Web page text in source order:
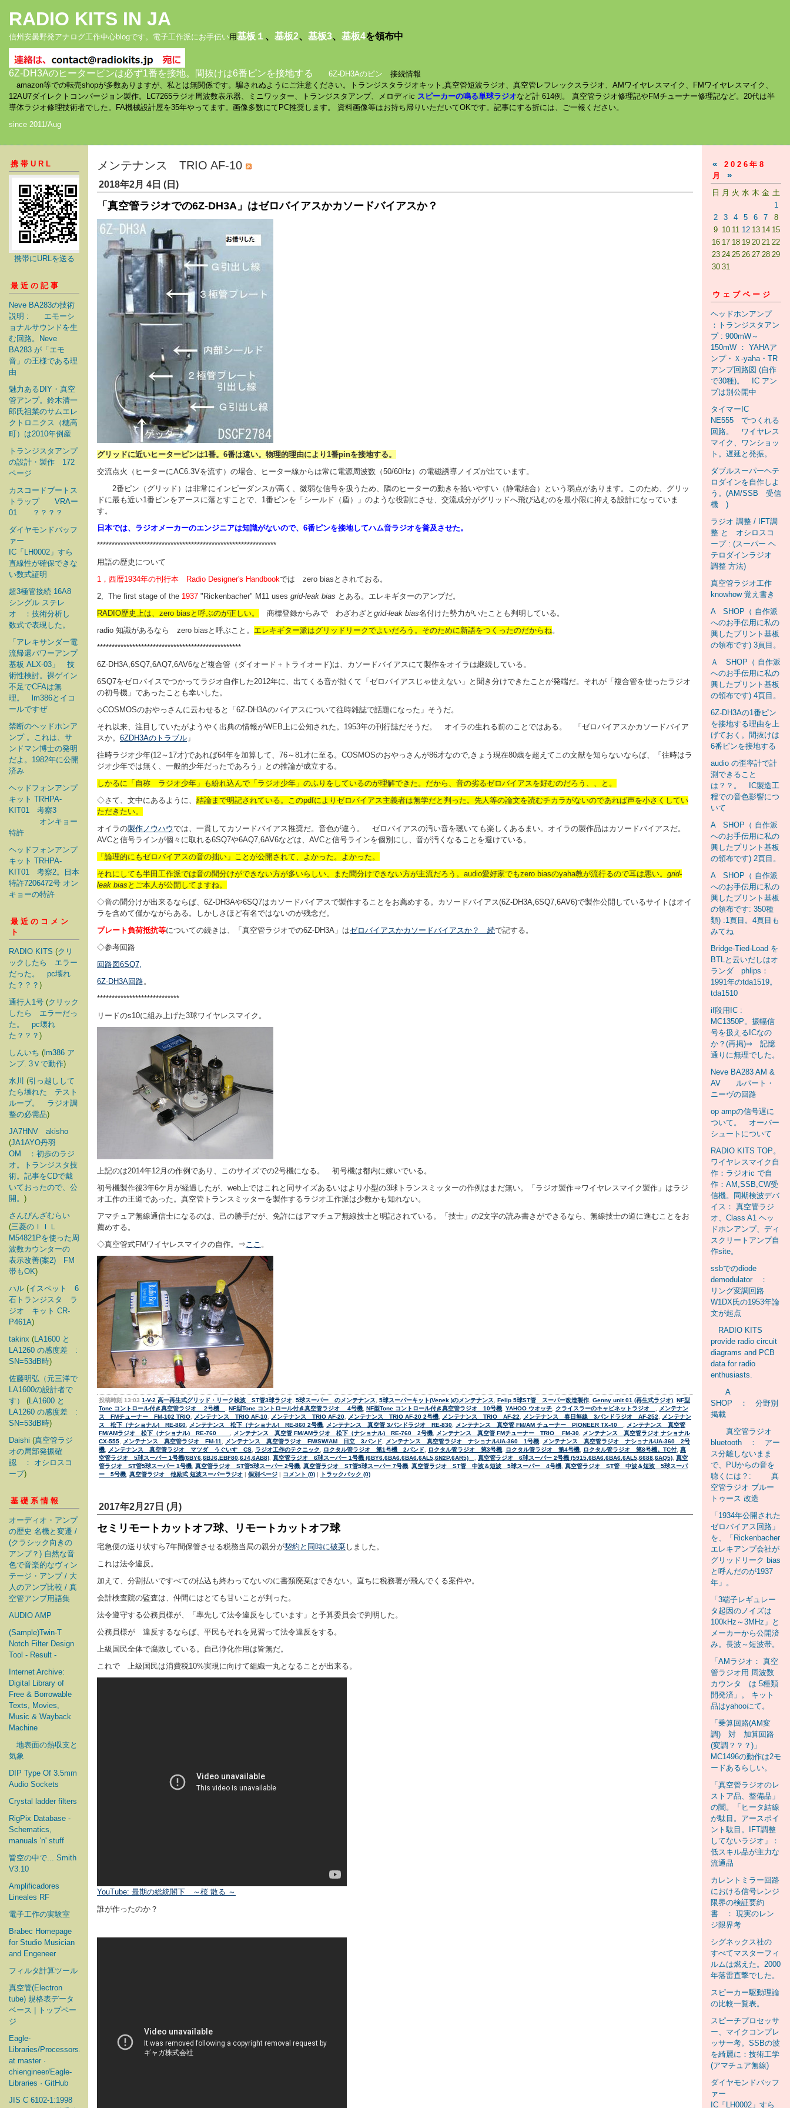
RADIO KITS IN JA
信州安曇野発アナログ工作中心blogです。電子工作派にお手伝い用基板１ 、 基板2、 基板3、 基板4を領布中
6Z-DH3Aのヒーターピンは必ず1番を接地。間抜けは6番ピンを接地する 6Z-DH3Aのピン 接続情報
amazon等での転売shopが多数ありますが、私とは無関係です。騙されぬようにご注意ください。トランジスタラジオキット,真空管短波ラジオ、真空管レフレックスラジオ、AMワイヤレスマイク、FMワイヤレスマイク、
12AU7ダイレクトコンバージョン製作。LC7265ラジオ周波数表示器、ミニワッター、トランジスタアンプ、メロディic スピーカーの鳴る単球ラジオなど計 614例。 真空管ラジオ修理記やFMチューナー修理記など。20代は半
導体ラジオ修理技術者でした。FA機械設計屋を35年やってます。画像多数にてPC推奨します。 資料画像等はお持ち帰りいただいてOKです。記事にする折には、ご一報ください。
since 2011/Aug
携帯URL
携帯にURLを送る
最近の記事
Neve BA283の技術
説明 : エモーシ
ョナルサウンドを生
む回路。Neve
BA283 が「エモ
音」の王様である理
由
魅力あるDIY・真空
管アンプ。鈴木清一
郎氏祖業のサムエレ
クトロニクス（穂高
町）は2010年倒産
トランジスタアンプ
の設計・製作 172
ページ
カスコードブートス
トラップ VRAー
01 ？？？？
ダイヤモンドバッフ
ァー
IC「LH0002」すら
直線性が確保できな
い数式証明
超3極管接続 16A8
シングル ステレ
オ ：技術分析し
数式で表現した。
「アレキサンダー電
流帰還パワーアンプ
基板 ALX-03」 技
術性検討。裸ゲイン
不足でCFAは無
理。 lm386とイコ
ールですぜ
禁断のヘッドホンア
ンプ 。これは、サ
ンドマン博士の発明
だよ。1982年に公開
済み
ヘッドフォンアンプ
キット TRHPA-
KIT01 考察3
オンキョー
特許
ヘッドフォンアンプ
キット TRHPA-
KIT01 考察2。日本
特許7206472号 オン
キョーの特許
最近のコメン
ト
RADIO KITS (クリ
ックしたら エラー
だった。 pc壊れ
た？？？ )
通行人1号 (クリック
したら エラーだっ
た。 pc壊れ
た？？？ )
しんいち ( lm386 ア
ンプ. 3Ｖで動作)
水川 (引っ越しして
たら壊れた テスト
ループ。 ラジオ調
整の必需品)
JA7HNV akisho
(JA1AYO丹羽
OM ：初歩のラジ
オ。トランジスタ技
術。記事をCDで戴
いておったので、公
開。 )
さんぴんざむらい
(三菱のＩＩＬ
M54821Pを使った周
波数カウンターの
表示改善(案2) FM
帯もOK)
ハル (イスペット 6
石トランジスタ ラ
ジオ キット CR-
P461A)
takinx (LA1600 と
LA1260 の感度差 :
SN=53dB時)
佐藤明弘（元三洋で
LA1600の設計者で
す）
(LA1600 と
LA1260 の感度差 :
SN=53dB時)
Daishi (真空管ラジ
オの局部発振確
認 ： オシロスコ
ープ)
基礎系情報
オーディオ・アンプ
の歴史 名機と変遷 /
(クラシック向きの
アンプ？) 自然な音
色で音楽的なヴィン
テージ・アンプ / 大
人のアンプ比較 / 真
空管アンプ用語集
AUDIO AMP
(Sample)Twin-T
Notch Filter Design
Tool - Result -
Internet Archive:
Digital Library of
Free & Borrowable
Texts, Movies,
Music & Wayback
Machine
地表面の熱収支と
気象
DIP Type Of 3.5mm
Audio Sockets
Crystal ladder filters
RigPix Database -
Schematics,
manuals 'n' stuff
皆空の中で... Smith
V3.10
Amplificadores
Lineales RF
電子工作の実験室
Brabec Homepage
for Studio Musician
and Engeneer
フィルタ計算ツール
真空管(Electron
tube) 規格表データ
ベース | トップペー
ジ
Eagle-
Libraries/Processors/Microchip
at master ·
chiengineer/Eagle-
Libraries · GitHub
JIS C 6102-1:1998
メンテナンス TRIO AF-10
2018年2月 4日 (日)
「真空管ラジオでの6Z-DH3A」はゼロバイアスかカソードバイアスか？
グリッドに近いヒーターピンは1番。6番は遠い。物理的理由により1番pinを接地する。
交流点火（ヒーターにAC6.3Vを流す）の場合、ヒーター線からは常に電源周波数（50/60Hz）の電磁誘導ノイズが出ています。
2番ピン（グリッド）は非常にインピーダンスが高く、微弱な信号を扱うため、隣のヒーターの動きを拾いやすい（静電結合）という弱点があります。このため、グリッ
ドに最も近い1番ピンをアースに落とすことで、1番ピンを「シールド（盾）」のような役割にさせ、交流成分がグリッドへ飛び込むのを最小限に抑える設計になっていま
す。
日本では、ラジオメーカーのエンジニアは知識がないので、6番ピンを接地してハム音ラジオを普及させた。
*************************************************************
用語の歴史について
1，西暦1934年の刊行本
Radio Designer's Handbookでは zero biasとされておる。
2, The first stage of the 1937 "Rickenbacher" M11 uses grid-leak bias とある。エレキギターのアンプだ。
RADIO歴史上は、zero biasと呼ぶのが正しい。
商標登録からみで わざわざと grid-leak bias名付けた勢力がいたことも判明している。
radio 知識があるなら zero biasと呼ぶこと。 エレキギター派はグリッドリークでよいだろう。そのために新語をつくったのだからね。
*************************************************
6Z-DH3A,6SQ7,6AQ7,6AV6など複合管（ダイオード＋トライオード)は、カソードバイアスにて製作をオイラは継続している。
6SQ7をゼロバイスでつかってラジオ自作した2012年に、出てくる音が拙くて「ゼロバイアスじゃ使えない」と聞き分けできたことが発端だ。それが「複合管を使ったラジオ
の初号機」であったことも幸いした。
◇COSMOSのおやっさんに云わせると「6Z-DH3Aのバイアスについて往時雑誌で話題になった」そうだ。
それ以来、注目していたがようやく出典の情報がWEB上に公知された。1953年の刊行誌だそうだ。 オイラの生れる前のことではある。 「ゼロバイアスかカソードバイア
スか。 6ZDH3Aのトラブル 」
往時ラジオ少年(12～17才)であれば64年を加算して、76～81才に至る。COSMOSのおやっさんが86才なので,きょう現在80歳を超えてこの文献を知らないならば、「往時はラ
ジオ少年では無く、一般的少年だったであろう」との推論が成立する。
しかるに「自称 ラジオ少年」も紛れ込んで「ラジオ少年」のふりをしているのが理解できた。だから、音の劣るゼロバイアスを好むのだろう、、と。
◇さて、文中にあるように、 結論まで明記されている。このpdfによりゼロバイアス主義者は無学だと判った。先人等の論文を読むチカラがないのであれば声を小さくしてい
ただきたい。
オイラの製作ノウハウでは、一貫してカソードバイアス推奨だ。音色が違う。 ゼロバイアスの汚い音を聴いても楽しくあるまい。オイラの製作品はカソードバイアスだ。
AVCと信号ラインが個々に取れる6SQ7や6AQ7,6AV6などは、AVCと信号ラインを個別にし、音が汚くなることを避けている。
「論理的にもゼロバイアスの音の拙い」ことが公開されて、よかった。よかった。
それにしても半田工作派では音の聞分けができない方が多いらしい、また聞分けできない方が主流だろう。audio愛好家でもzero biasのyaha教が流行るので耳は悪い。 grid-
leak bias とご本人が公開してますね。
◇音の聞分けが出来るならば、6Z-DH3Aや6SQ7はカソードバイアスで製作することをお薦めする。カソードバイアス(6Z-DH3A,6SQ7,6AV6)で製作公開しているサイトはオイ
ラを含めて僅かながらある。しかしさほど有名ではないのが残念だ。
プレート負荷抵抗等についての続きは、「真空管ラジオでの6Z-DH3A」はゼロバイアスかカソードバイアスか？ 続で記する。
◇参考回路
回路図6SQ7,
6Z-DH3A回路。
****************************
リードのs10に組み上げた3球ワイヤレスマイク。
上記のは2014年12月の作例であり、このサイズでの2号機になる。 初号機は都内に嫁いでいる。
初号機製作後3年6ケ月が経過したが、web上ではこれと同サイズあるいはより小型の3球トランスミッターの作例はまだ無い。「ラジオ製作⇒ワイヤレスマイク製作」はラジ
オ工作の王道であった。真空管トランスミッターを製作するラジオ工作派は少数かも知れない。
アマチュア無線通信士になるのは、己の勝手だが、免許にはアマチュア無線技士と明記されている。「技士」の2文字の読み書きができるなら、無線技士の道に進むことをお
薦めする。
◇真空管式FMワイヤレスマイクの自作。⇒ここ 。
投稿時刻 13:03 1-V-2 高一再生式グリッド・リーク検波 ST管3球ラジオ 5球スーパー のメンテナンス 5球スーパーキット(Venek )のメンテナンス Felip 5球ST管 スーパー改造製作 Genny unit 01 (再生式ラジオ) NF型
Tone コントロール付き真空管ラジオ 2号機
NF型Tone コントロール付き真空管ラジオ 4号機 NF型Tone コントロール付き真空管ラジオ 10号機 YAHOO ウオッチ クライスラーのキャビネットラジオ
メンテナン
ス FMチューナー FM-102 TRIO
メンテナンス TRIO AF-10 メンテナンス TRIO AF-20 メンテナンス TRIO AF-20 2号機 メンテナンス TRIO AF-22 メンテナンス 春日無線 3バンドラジオ AF-252
メンテナン
ス 松下（ナショナル) RE-860
メンテナンス 松下（ナショナル) RE-860 2号機 メンテナンス 真空管 3バンドラジオ RE-830 メンテナンス 真空管 FM/AM チューナー PIONEER TX-40
メンテナンス 真空管
FM/AMラジオ 松下（ナショナル) RE-760
メンテナンス 真空管 FM/AMラジオ 松下（ナショナル) RE-760 2号機 メンテナンス 真空管 FMチューナー TRIO FM-30
メンテナンス 真空管ラジオ ナショナル
CX-555
メンテナンス 真空管ラジオ FM-11 メンテナンス 真空管ラジオ FM/SW/AM 日立 3バンド メンテナンス 真空管ラジオ ナショナルUA-360 1号機
メンテナンス 真空管ラジオ ナショナルUA-360 2号
機
メンテナンス 真空管ラジオ マツダ うぐいす CS ラジオ工作のテクニック ロクタル管ラジオ 第1号機 2バンド ロクタル管ラジオ 第3号機 ロクタル管ラジオ 第4号機 ロクタル管ラジオ 第8号機。TC付 真
空管ラジオ 5球スーパー 1号機(6BY6,6BJ6,EBF80,6J4,6AB8) 真空管ラジオ 6球スーパー 1号機 (6BY6,6BA6,6BA6,6AL5,6N2P,6AR5) 真空管ラジオ 6球スーパー 2号機 (5915,6BA6,6BA6,6AL5,6688,6AQ5) 真空
管ラジオ ST管5球スーパー 1号機 真空管ラジオ ST管5球スーパー 2号機 真空管ラジオ ST管5球スーパー 7号機 真空管ラジオ ST管 中波＆短波 5球スーパー 4号機 真空管ラジオ ST管 中波＆短波 5球スーパ
ー 5号機 真空管ラジオ 他励式 短波スーパーラジオ | 個別ページ | コメント (0) | トラックバック (0)
2017年2月27日 (月)
セミリモートカットオフ球、リモートカットオフ球
宅急便の送り状すら7年間保管させる税務当局の親分が契約と同時に破棄しました。
これは法令違反。
加えて、分割払いですべての払込も終わってないのに書類廃棄はできない。直ちに税務署が飛んでくる案件や。
会計検査院の監査は、仲間にはとても甘いことが判った。
法令遵守する公務員様が、「率先して法令違反をしています」と予算委員会で判明した。
公務員様が 違反するならば、平民もそれを見習って法令違反をする。
上級国民全体で腐敗している。自己浄化作用は皆無だ。
これで 上級国民は消費税10%実現に向けて組織一丸となることが出来る。
YouTube: 最期の総統閣下 ～桜 散る ～
誰が作ったのか？
« 2026年8
月
»
日 月 火 水 木 金 土
1
2
3 4 5 6 7
8
9 10 11 12 13 14 15
16 17 18 19 20 21 22
23 24 25 26 27 28 29
30 31
ウェブページ
ヘッドホンアンプ
：トランジスタアン
プ : 900mW～
150mW ： YAHAア
ンプ・Ｘ-yaha・TR
アンプ回路図 (自作
で30種)。 IC アン
プは別公開中
タイマーIC
NE555 でつくれる
回路。 ワイヤレス
マイク、ワンショッ
ト。遅延と発振。
ダブルスーパーヘテ
ロダインを自作しよ
う。(AM/SSB 受信
機 )
ラジオ 調整 / IFT調
整 と オシロスコ
ープ : (スーパー ヘ
テロダインラジオ
調整 方法)
真空管ラジオ工作
knowhow 覚え書き
A SHOP（ 自作派
へのお手伝用に私の
興したプリント基板
の領布です) 3頁目。
Ａ SHOP（ 自作派
へのお手伝用に私の
興したプリント基板
の領布です) 4頁目。
6Z-DH3Aの1番ピン
を接地する理由を上
げておく。間抜けは
6番ピンを接地する
audio の歪率計で計
測できること
は？？。 IC製造工
程での音色影響につ
いて
A SHOP（ 自作派
へのお手伝用に私の
興したプリント基板
の領布です) 2頁目。
A SHOP（ 自作派
へのお手伝用に私の
興したプリント基板
の領布です: 350種
類) :1頁目。4頁目も
みてね
Bridge-Tied-Load を
BTLと云いだしはオ
ランダ phlips：
1991年のtda1519。
tda1510
if段用IC :
MC1350P。振幅信
号を扱えるICなの
か？(再掲)⇒ 記憶
通りに無理でした。
Neve BA283 AM &
AV ルパート・
ニーヴの回路
op ampの信号遅に
ついて。 オーバー
シュートについて
RADIO KITS TOP。
ワイヤレスマイク自
作：ラジオic で自
作：AM,SSB,CW受
信機。同期検波デバ
イス： 真空管ラジ
オ、Class A1 ヘッ
ドホンアンプ、ディ
スクリートアンプ自
作site。
ssbでのdiode
demodulator ：
リング変調回路
W1DX氏の1953年論
文が起点
RADIO KITS
provide radio circuit
diagrams and PCB
data for radio
enthusiasts.
A
SHOP ： 分野別
掲載
真空管ラジオ
bluetooth ： アー
ス分離しないまま
で、PUからの音を
聴くには？: 真
空管ラジオ ブルー
トゥース 改造
「1934年公開された
ゼロバイアス回路」
を、「Rickenbacher
エレキアンプ会社が
グリッドリーク bias
と呼んだのが1937
年」。
「3端子レギュレー
タ起因のノイズは
100kHz～3MHz」と
メーカーから公開済
み。長波～短波帯。
「AMラジオ： 真空
管ラジオ用 周波数
カウンタ は 5種類
開発済」。 キット
品はyahooにて。
「乗算回路(AM変
調) 対 加算回路
(変調？？？)」
MC1496の動作は2モ
ードあるらしい。
「真空管ラジオのレ
ストア品、整備品」
の闇。「ヒータ結線
が駄目。アースポイ
ント駄目。IFT調整
してないラジオ」：
低スキル品が主力な
流通品
カレントミラー回路
における信号レンジ
限界の検証要約
書 ： 現実のレン
ジ限界考
シグネックス社の
すべてマスターフィ
ルムは燃えた。2000
年落雷直撃でした。
スピーカー駆動理論
の比較一覧表。
スピーチプロセッサ
ー、マイクコンプレ
ッサー考。SSBの波
を綺麗に：技術工学
(アマチュア無線)
ダイヤモンドバッフ
ァー
IC「LH0002」すら